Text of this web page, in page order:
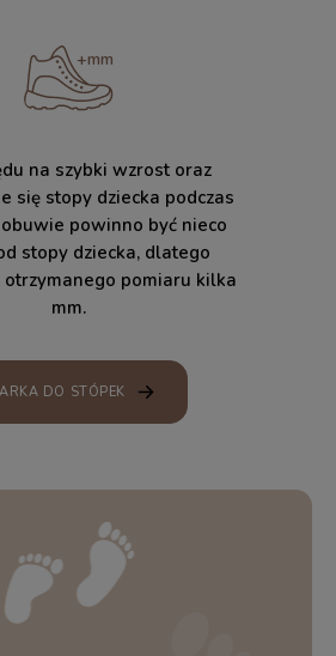
na szybki wzrost oraz
się stopy dziecka podczas
powinno być nieco
stopy dziecka, dlatego
otrzymanego pomiaru kilka
mm.
DO STÓPEK